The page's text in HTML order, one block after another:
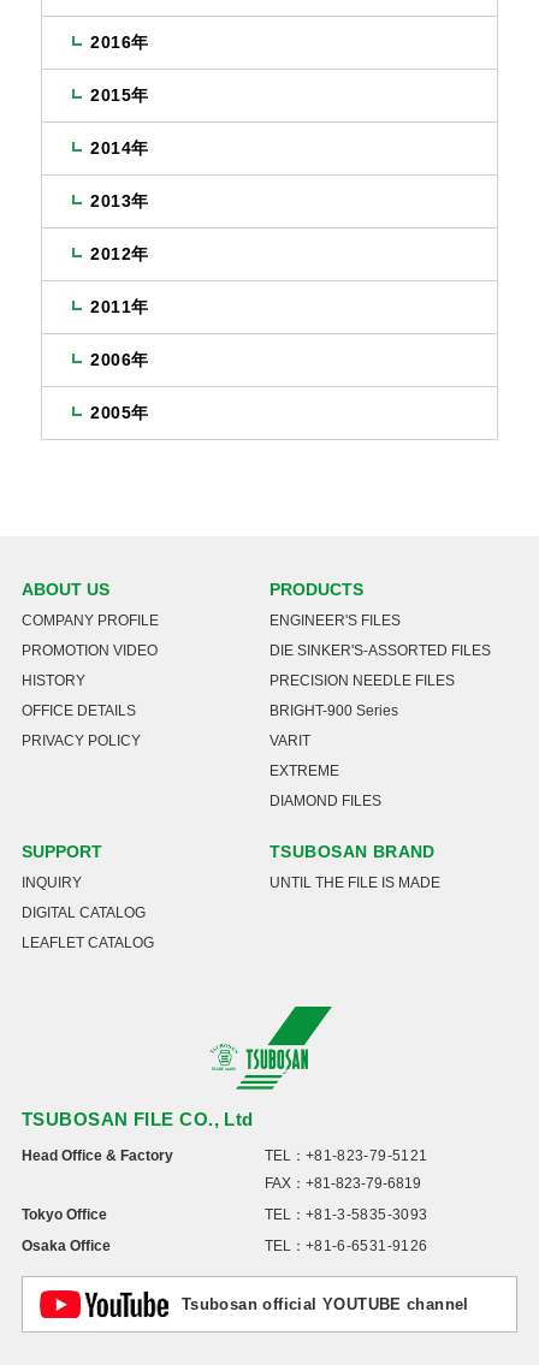
2016年
2015年
2014年
2013年
2012年
2011年
2006年
2005年
TSUBOSAN FILE CO., Ltd
Head Office & Factory TEL： +81-823-79-5121
FAX：+81-823-79-6819
Tokyo Office
TEL： +81-3-5835-3093
Osaka Office
TEL： +81-6-6531-9126
Tsubosan official YOUTUBE channel
ABOUT US
COMPANY PROFILE
PROMOTION VIDEO
HISTORY
OFFICE DETAILS
PRIVACY POLICY
PRODUCTS
ENGINEER'S FILES
DIE SINKER'S-ASSORTED FILES
PRECISION NEEDLE FILES
BRIGHT-900 Series
VARIT
EXTREME
DIAMOND FILES
SUPPORT
INQUIRY
DIGITAL CATALOG
LEAFLET CATALOG
TSUBOSAN BRAND
UNTIL THE FILE IS MADE